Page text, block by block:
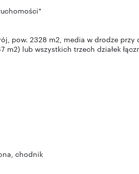
pow. 2328 m2, media w drodze
m2) lub wszystkich trzech działek
chodnik